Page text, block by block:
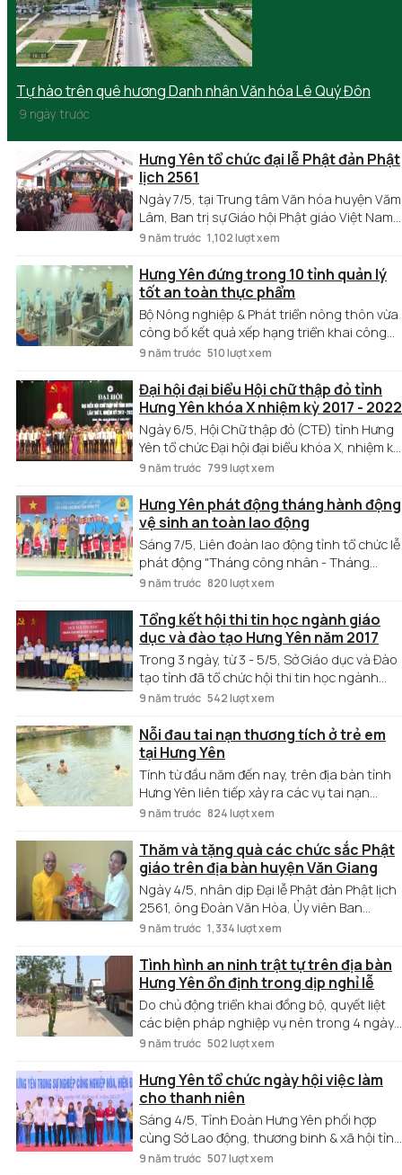
Tự hào trên quê hương Danh nhân Văn hóa Lê Quý Đôn
9 ngày trước
Hưng Yên tổ chức đại lễ Phật đản Phật
lịch 2561
Ngày 7/5, tại Trung tâm Văn hóa huyện Văm
Lâm, Ban trị sự Giáo hội Phật giáo Việt Nam
tỉnh Hưng Yên đã tổ chức Đại lễ Phật đản
9 năm trước 1,102 lượt xem
Hưng Yên đứng trong 10 tỉnh quản lý
tốt an toàn thực phẩm
Bộ Nông nghiệp & Phát triển nông thôn vừa
công bố kết quả xếp hạng triển khai công
tác quản lý an toàn thực phẩm nông lâm
này, 10 địa phương được xếp loại “tốt” về
quản lý an toàn thực phẩm trên địa bàn,
trong đó có tỉnh Hưng Yên.
9 năm trước 510 lượt xem
Đại hội đại biểu Hội chữ thập đỏ tỉnh
Hưng Yên khóa X nhiệm kỳ 2017 - 2022
Ngày 6/5, Hội Chữ thập đỏ (CTĐ) tỉnh Hưng
Yên tổ chức Đại hội đại biểu khóa X, nhiệm kỳ
2017 - 2022.
9 năm trước 799 lượt xem
Hưng Yên phát động tháng hành động
vệ sinh an toàn lao động
Sáng 7/5, Liên đoàn lao động tỉnh tổ chức lễ
phát động "Tháng công nhân - Tháng
hành động về an toàn vệ sinh lao động lần
công đoàn" năm 2017.
9 năm trước 820 lượt xem
Tổng kết hội thi tin học ngành giáo
dục và đào tạo Hưng Yên năm 2017
Trong 3 ngày, từ 3 - 5/5, Sở Giáo dục và Đào
tạo tỉnh đã tổ chức hội thi tin học ngành
giáo dục và đào tạo Hưng Yên năm 2017.
9 năm trước 542 lượt xem
Nỗi đau tai nạn thương tích ở trẻ em
tại Hưng Yên
Tính từ đầu năm đến nay, trên địa bàn tỉnh
Hưng Yên liên tiếp xảy ra các vụ tai nạn
thương tích ở trẻ em. Tình trạng đó trở
giải pháp quyết liệt từ chính mỗi gia đình,
nhà trường và toàn xã hội để bảo vệ, phòng
chống tai nạn cho trẻ em .
9 năm trước 824 lượt xem
Thăm và tặng quà các chức sắc Phật
giáo trên địa bàn huyện Văn Giang
Ngày 4/5, nhân dịp Đại lễ Phật đản Phật lịch
2561, ông Đoàn Văn Hòa, Ủy viên Ban
thường vụ Tỉnh ủy, Trưởng ban Dân vận Tỉnh
tỉnh đã đến thăm, tặng quà các chức sắc
Phật giáo trên địa bàn huyện Văn Giang.
9 năm trước 1,334 lượt xem
Tình hình an ninh trật tự trên địa bàn
Hưng Yên ổn định trong dịp nghỉ lễ
Do chủ động triển khai đồng bộ, quyết liệt
các biện pháp nghiệp vụ nên trong 4 ngày
nghỉ lễ, tình hình an ninh trật tự (ANTT)
không xảy ra vụ việc phức tạp.
9 năm trước 502 lượt xem
Hưng Yên tổ chức ngày hội việc làm
cho thanh niên
Sáng 4/5, Tỉnh Đoàn Hưng Yên phối hợp
cùng Sở Lao động, thương binh & xã hội tỉnh
tổ chức ngày hội nghề nghiệp, việc làm
9 năm trước 507 lượt xem